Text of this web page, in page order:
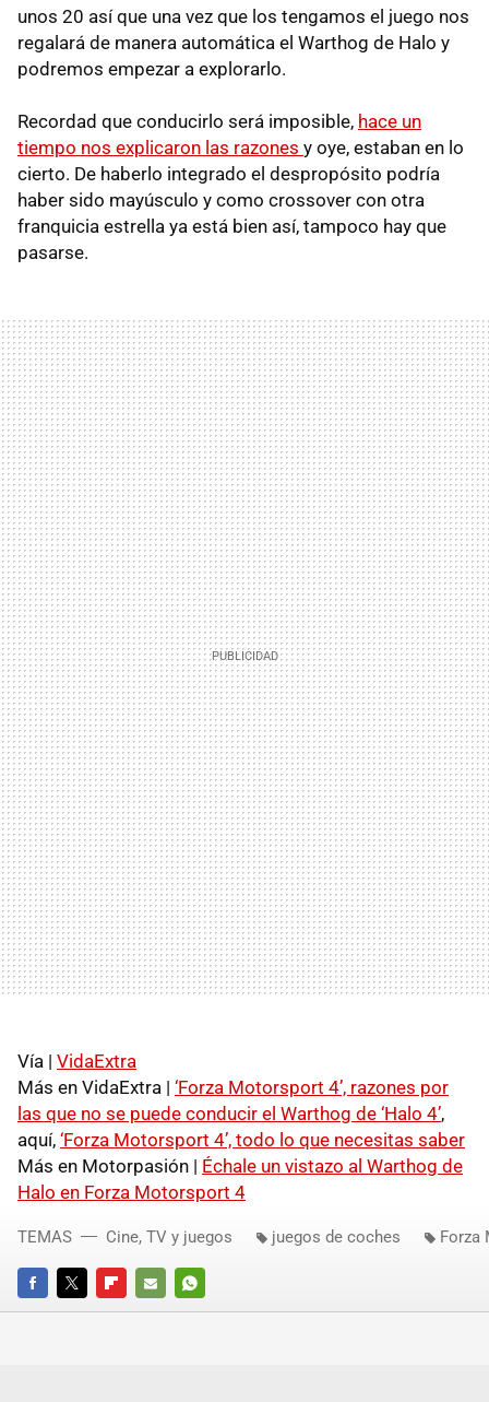
unos 20 así que una vez que los tengamos el juego nos
regalará de manera automática el Warthog de Halo y
podremos empezar a explorarlo.
Recordad que conducirlo será imposible, hace un
tiempo nos explicaron las razones y oye, estaban en lo
cierto. De haberlo integrado el despropósito podría
haber sido mayúsculo y como crossover con otra
franquicia estrella ya está bien así, tampoco hay que
pasarse.
Vía | VidaExtra
Más en VidaExtra | ‘Forza Motorsport 4’, razones por
las que no se puede conducir el Warthog de ‘Halo 4’,
aquí, ‘Forza Motorsport 4’, todo lo que necesitas saber
Más en Motorpasión | Échale un vistazo al Warthog de
Halo en Forza Motorsport 4
FACEBOOKTWITTERFLIPBOARD
E-
WHATSAPP
TEMAS Cine, TV y juegos juegos de coches Forza